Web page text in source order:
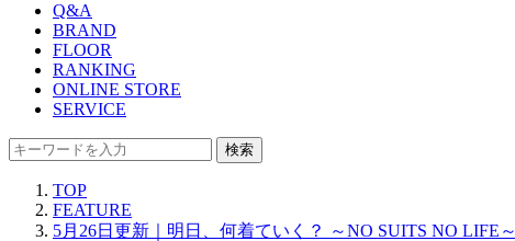
Q&A
BRAND
FLOOR
RANKING
ONLINE STORE
SERVICE
検索
TOP
FEATURE
5月26日更新｜明日、何着ていく？ ～NO SUITS NO LIFE～